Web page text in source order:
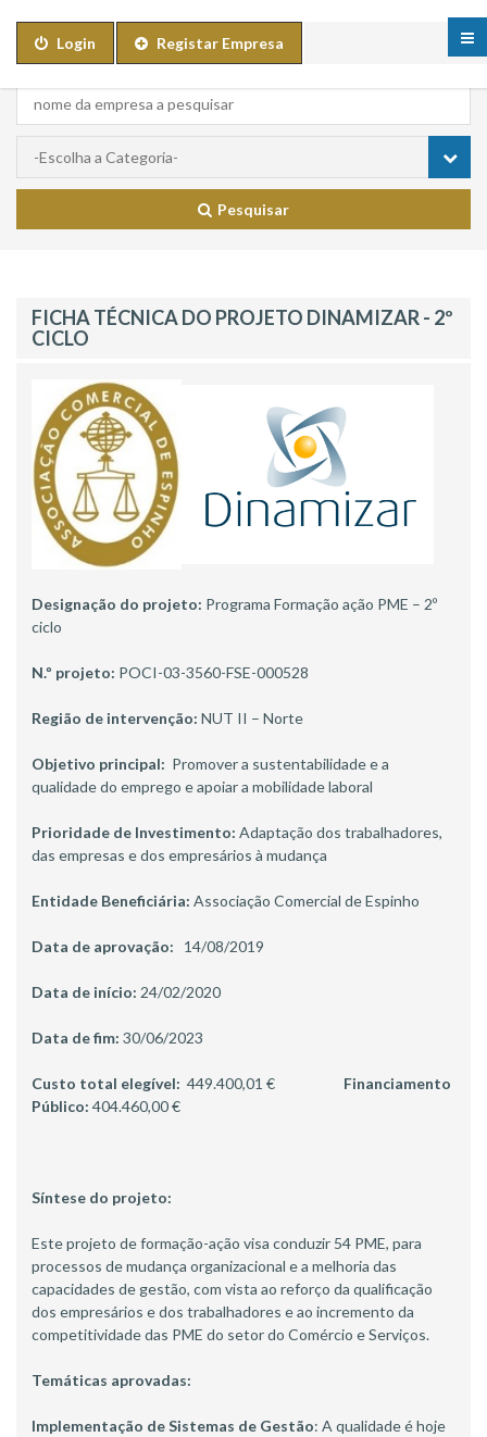
Login Registar Empresa
Pesquisar
FICHA TÉCNICA DO PROJETO DINAMIZAR - 2º
CICLO
Designação do projeto: Programa Formação ação PME – 2º
ciclo
N.º projeto: POCI-03-3560-FSE-000528
Região de intervenção: NUT II – Norte
Objetivo principal: Promover a sustentabilidade e a
qualidade do emprego e apoiar a mobilidade laboral
Prioridade de Investimento: Adaptação dos trabalhadores,
das empresas e dos empresários à mudança
Entidade Beneficiária: Associação Comercial de Espinho
Data de aprovação: 14/08/2019
Data de início: 24/02/2020
Data de fim: 30/06/2023
Custo total elegível: 449.400,01 € Financiamento
Público: 404.460,00 €
Síntese do projeto:
Este projeto de formação-ação visa conduzir 54 PME, para
processos de mudança organizacional e a melhoria das
capacidades de gestão, com vista ao reforço da qualificação
dos empresários e dos trabalhadores e ao incremento da
competitividade das PME do setor do Comércio e Serviços.
Temáticas aprovadas:
Implementação de Sistemas de Gestão: A qualidade é hoje